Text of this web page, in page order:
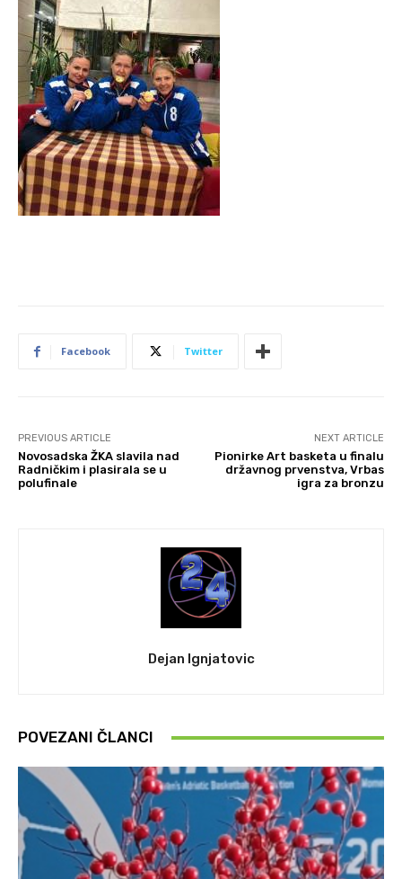
Facebook Twitter
PREVIOUS ARTICLE
Novosadska ŽKA slavila nad
Radničkim i plasirala se u
polufinale
NEXT ARTICLE
Pionirke Art basketa u finalu
državnog prvenstva, Vrbas
igra za bronzu
Dejan Ignjatovic
POVEZANI ČLANCI